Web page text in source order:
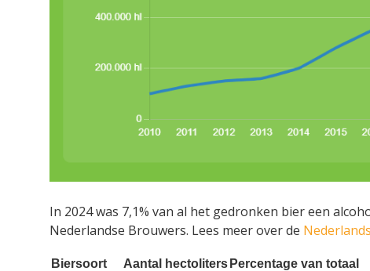
In 2024 was 7,1% van al het gedronken bier een
Nederlandse Brouwers. Lees meer over de
Biersoort Aantal hectoliters Percentage van totaal